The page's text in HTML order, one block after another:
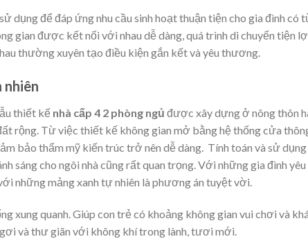
dụng để đáp ứng nhu cầu sinh hoạt thuận tiện cho gia đình có
gian được kết nối với nhau dễ dàng, quá trình di chuyển tiện
thường xuyên tạo điều kiện gắn kết và yêu thương.
nhiên
thiết kế nhà cấp 4 2 phòng ngủ được xây dựng ở nông thôn
rộng. Từ việc thiết kế không gian mở bằng hệ thống cửa
bảo thẩm mỹ kiến trúc trở nên dễ dàng. Tính toán và sử dụng
sáng cho ngôi nhà cũng rất quan trọng. Với những gia đình yêu
những mảng xanh tự nhiên là phương án tuyệt vời.
xung quanh. Giúp con trẻ có khoảng không gian vui chơi và
và thư giãn với không khí trong lành, tươi mới.